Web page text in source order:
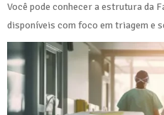
Você pode conhecer a estrutura da
disponíveis com foco em triagem e